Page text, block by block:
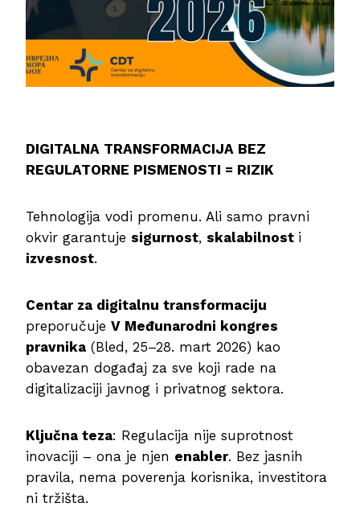
DIGITALNA TRANSFORMACIJA BEZ
REGULATORNE PISMENOSTI = RIZIK
Tehnologija vodi promenu. Ali samo pravni
okvir garantuje sigurnost, skalabilnost i
izvesnost.
Centar za digitalnu transformaciju
preporučuje V Međunarodni kongres
pravnika (Bled, 25–28. mart 2026) kao
obavezan događaj za sve koji rade na
digitalizaciji javnog i privatnog sektora.
Ključna teza: Regulacija nije suprotnost
inovaciji – ona je njen enabler. Bez jasnih
pravila, nema poverenja korisnika, investitora
ni tržišta.